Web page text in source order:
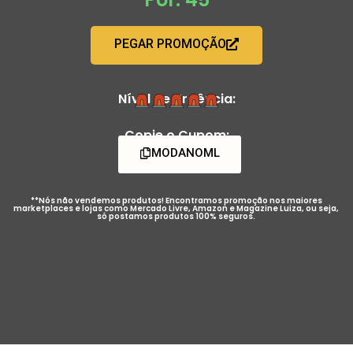
PEGAR PROMOÇÃO
Nível de Urgência:
Copie o Cupom:
MODANOML
**Nós não vendemos produtos! Encontramos promoção nos maiores
marketplaces e lojas como Mercado Livre, Amazon e Magazine Luiza, ou seja,
só postamos produtos 100% seguros.